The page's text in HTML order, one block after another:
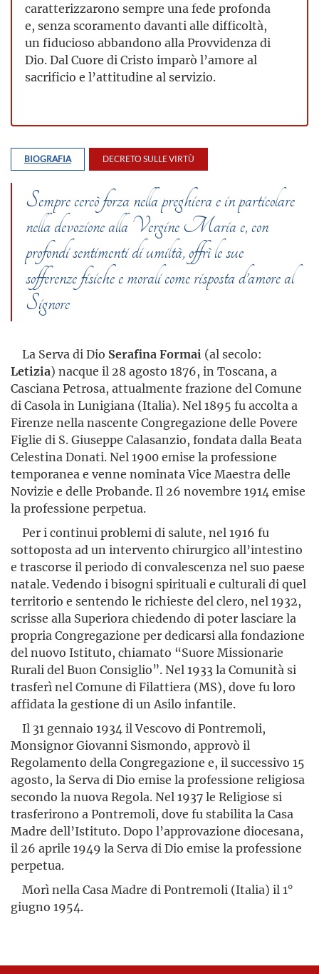
caratterizzarono sempre una fede profonda
e, senza scoramento davanti alle difficoltà,
un fiducioso abbandono alla Provvidenza di
Dio. Dal Cuore di Cristo imparò l’amore al
sacrificio e l’attitudine al servizio.
BIOGRAFIA DECRETO SULLE VIRTÙ
Sempre cercò forza nella preghiera e in particolare
nella devozione alla Vergine Maria e, con
profondi sentimenti di umiltà, offrì le sue
sofferenze fisiche e morali come risposta d’amore al
Signore
La Serva di Dio Serafina Formai (al secolo:
Letizia) nacque il 28 agosto 1876, in Toscana, a
Casciana Petrosa, attualmente frazione del Comune
di Casola in Lunigiana (Italia). Nel 1895 fu accolta a
Firenze nella nascente Congregazione delle Povere
Figlie di S. Giuseppe Calasanzio, fondata dalla Beata
Celestina Donati. Nel 1900 emise la professione
temporanea e venne nominata Vice Maestra delle
Novizie e delle Probande. Il 26 novembre 1914 emise
la professione perpetua.
Per i continui problemi di salute, nel 1916 fu
sottoposta ad un intervento chirurgico all’intestino
e trascorse il periodo di convalescenza nel suo paese
natale. Vedendo i bisogni spirituali e culturali di quel
territorio e sentendo le richieste del clero, nel 1932,
scrisse alla Superiora chiedendo di poter lasciare la
propria Congregazione per dedicarsi alla fondazione
del nuovo Istituto, chiamato “Suore Missionarie
Rurali del Buon Consiglio”. Nel 1933 la Comunità si
trasferì nel Comune di Filattiera (MS), dove fu loro
affidata la gestione di un Asilo infantile.
Il 31 gennaio 1934 il Vescovo di Pontremoli,
Monsignor Giovanni Sismondo, approvò il
Regolamento della Congregazione e, il successivo 15
agosto, la Serva di Dio emise la professione religiosa
secondo la nuova Regola. Nel 1937 le Religiose si
trasferirono a Pontremoli, dove fu stabilita la Casa
Madre dell’Istituto. Dopo l’approvazione diocesana,
il 26 aprile 1949 la Serva di Dio emise la professione
perpetua.
Morì nella Casa Madre di Pontremoli (Italia) il 1°
giugno 1954.